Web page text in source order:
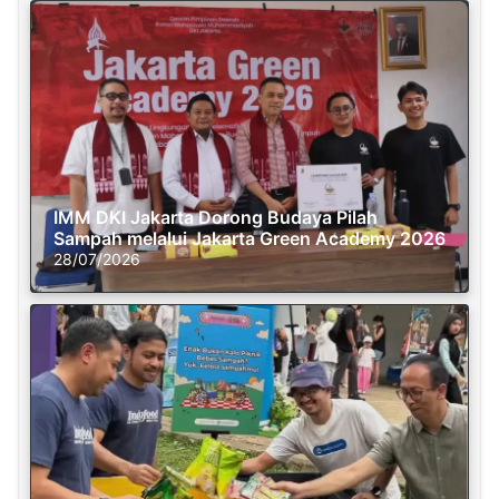
IMM DKI Jakarta Dorong Budaya Pilah
Sampah melalui Jakarta Green Academy 2026
28/07/2026